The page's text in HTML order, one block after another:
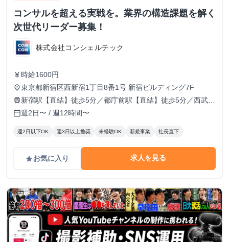
コンサルを超える実戦を。業界の構造課題を解く
次世代リーダー募集！
株式会社コンシェルテック
currency_yen 時給1600円
place東京都新宿区西新宿1丁目8番1号 新宿ビルディング7F
train 新宿駅【直結】徒歩5分／都庁前駅【直結】徒歩5分／西武新
宿駅徒歩10分／西新宿駅徒歩10分
calendar_today週2日〜 / 週12時間〜
週2日以下OK 週3日以上推奨 未経験OK 新規事業 社長直下
gradeお気に入り 求人を見る